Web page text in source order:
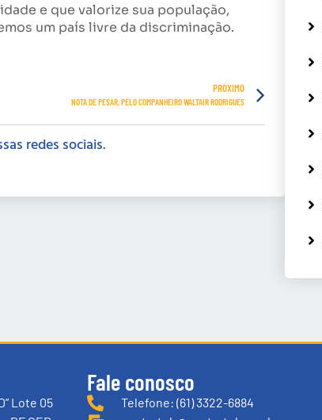
e que valorize sua população,
um país livre da discriminação.
PRÓXIMO
NOTA DE PESAR, PELO COMPANHEIRO WALTAIR RODRIGUES
redes sociais.
Lote 05
Fale conosco
Telefone: (61) 3322-6884